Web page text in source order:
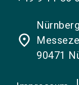
place
90471